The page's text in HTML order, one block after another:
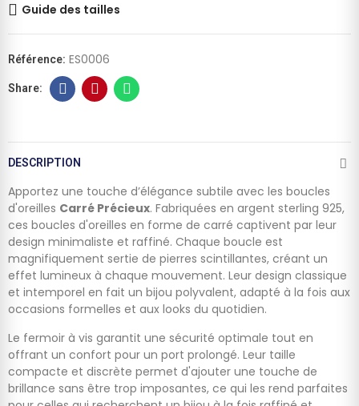
Guide des tailles
Référence: ES0006
DESCRIPTION
Apportez une touche d’élégance subtile avec les boucles
d'oreilles Carré Précieux. Fabriquées en argent sterling 925,
ces boucles d'oreilles en forme de carré captivent par leur
design minimaliste et raffiné. Chaque boucle est
magnifiquement sertie de pierres scintillantes, créant un
effet lumineux à chaque mouvement. Leur design classique
et intemporel en fait un bijou polyvalent, adapté à la fois aux
occasions formelles et aux looks du quotidien.
Le fermoir à vis garantit une sécurité optimale tout en
offrant un confort pour un port prolongé. Leur taille
compacte et discrète permet d'ajouter une touche de
brillance sans être trop imposantes, ce qui les rend parfaites